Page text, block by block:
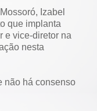
Izabel
que implanta
e vice-diretor na
nesta
não há consenso